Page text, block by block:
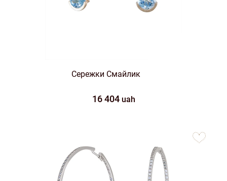
Сережки Смайлик
16 404 uah
favorites